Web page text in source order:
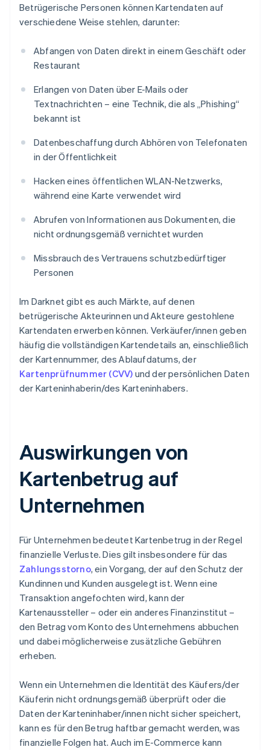
Betrügerische Personen können Kartendaten auf
verschiedene Weise stehlen, darunter:
Abfangen von Daten direkt in einem Geschäft oder
Restaurant
Erlangen von Daten über E-Mails oder
Textnachrichten – eine Technik, die als „Phishing“
bekannt ist
Datenbeschaffung durch Abhören von Telefonaten
in der Öffentlichkeit
Hacken eines öffentlichen WLAN-Netzwerks,
während eine Karte verwendet wird
Abrufen von Informationen aus Dokumenten, die
nicht ordnungsgemäß vernichtet wurden
Missbrauch des Vertrauens schutzbedürftiger
Personen
Im Darknet gibt es auch Märkte, auf denen
betrügerische Akteurinnen und Akteure gestohlene
Kartendaten erwerben können. Verkäufer/innen geben
häufig die vollständigen Kartendetails an, einschließlich
der Kartennummer, des Ablaufdatums, der
Kartenprüfnummer (CVV) und der persönlichen Daten
der Karteninhaberin/des Karteninhabers.
Auswirkungen von
Kartenbetrug auf
Unternehmen
Für Unternehmen bedeutet Kartenbetrug in der Regel
finanzielle Verluste. Dies gilt insbesondere für das
Zahlungsstorno, ein Vorgang, der auf den Schutz der
Kundinnen und Kunden ausgelegt ist. Wenn eine
Transaktion angefochten wird, kann der
Kartenaussteller – oder ein anderes Finanzinstitut –
den Betrag vom Konto des Unternehmens abbuchen
und dabei möglicherweise zusätzliche Gebühren
erheben.
Wenn ein Unternehmen die Identität des Käufers/der
Käuferin nicht ordnungsgemäß überprüft oder die
Daten der Karteninhaber/innen nicht sicher speichert,
kann es für den Betrug haftbar gemacht werden, was
finanzielle Folgen hat. Auch im E-Commerce kann